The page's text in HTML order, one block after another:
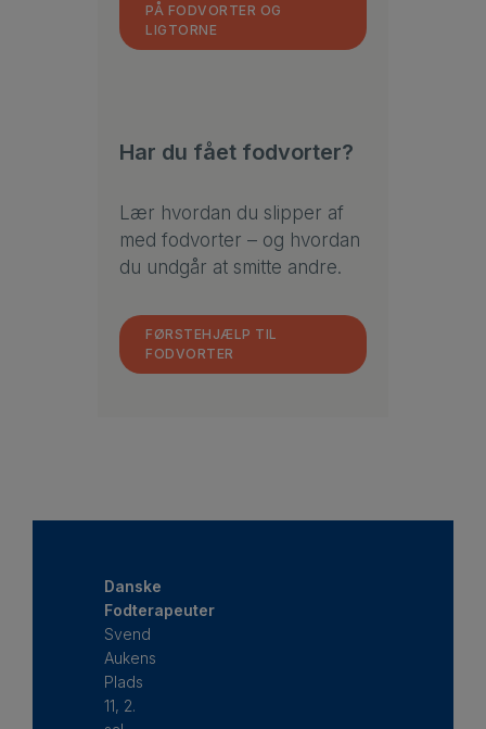
PÅ FODVORTER OG
LIGTORNE
Har du fået fodvorter?
Lær hvordan du slipper af
med fodvorter – og hvordan
du undgår at smitte andre.
FØRSTEHJÆLP TIL
FODVORTER
Danske
Fodterapeuter
Svend
Aukens
Plads
11, 2.